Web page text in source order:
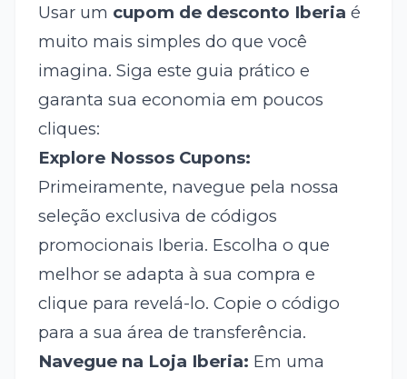
Usar um cupom de desconto Iberia é
muito mais simples do que você
imagina. Siga este guia prático e
garanta sua economia em poucos
cliques:
Explore Nossos Cupons:
Primeiramente, navegue pela nossa
seleção exclusiva de códigos
promocionais Iberia. Escolha o que
melhor se adapta à sua compra e
clique para revelá-lo. Copie o código
para a sua área de transferência.
Navegue na Loja Iberia: Em uma